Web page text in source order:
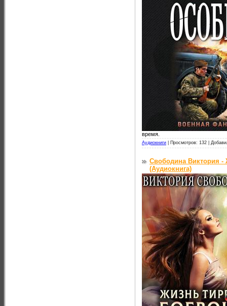
время.
Аудиокниги Просмотров: 132 |
Свободина Виктория -
(Аудиокнига)